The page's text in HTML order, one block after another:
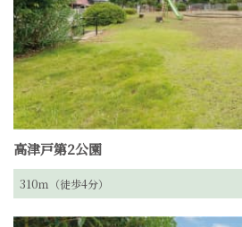
高津戸第2公園
310ｍ（徒歩4分）